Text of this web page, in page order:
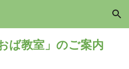
Skip to navigation
ば教室」のご案内